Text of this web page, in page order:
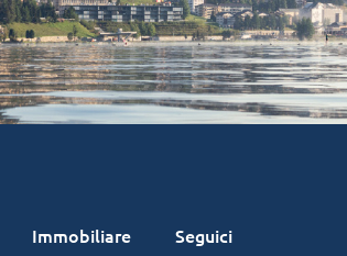
Immobiliare Seguici